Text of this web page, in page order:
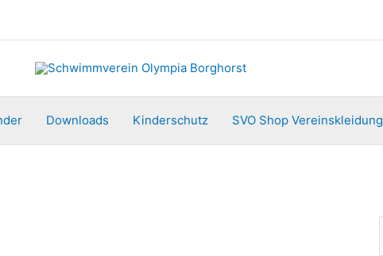
Downloads Kinderschutz SVO Shop Vereinskleidung